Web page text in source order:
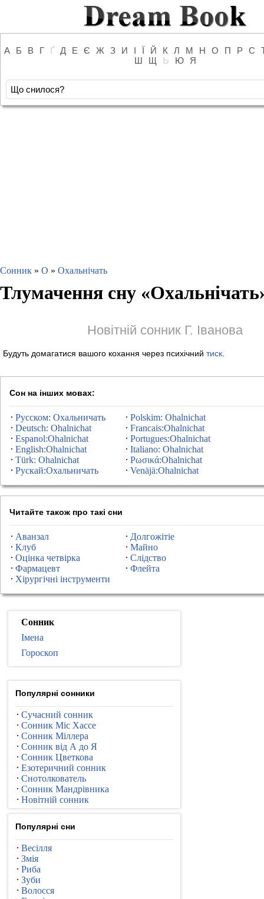
А Б В Г Ґ Д Е Є Ж З И І Ї Й К Л М Н О П Р С
Ш
Щ Ь Ю Я
Сонник » О » Охальнічать
Тлумачення сну «Охальнічать
Новітній сонник Г. Іванова
Будуть домагатися вашого кохання через психічний тиск
Сон на інших мовах:
Русском: Охальничать
Polskim: Ohalnichat
Deutsch: Ohalnichat
Francais:Ohalnichat
Espanol:Ohalnichat
Portugues:Ohalnichat
English:Ohalnichat
Italiano: Ohalnichat
Türk: Ohalnichat
Ρωσικά:Ohalnichat
Рускай:Охальничать
Venäjä:Ohalnichat
Читайте також про такі сни
Аванзал
Долгожітіе
Клуб
Майно
Оцінка четвірка
Слідство
Фармацевт
Флейта
Хірургічні інструменти
Сонник
Імена
Гороскоп
Популярні сонники
Сучасний сонник
Сонник Міс Хассе
Сонник Міллера
Сонник від А до Я
Сонник Цветкова
Езотеричний сонник
Снотолкователь
Сонник Мандрівника
Новітній сонник
Популярні сни
Весілля
Змія
Риба
Зуби
Волосся